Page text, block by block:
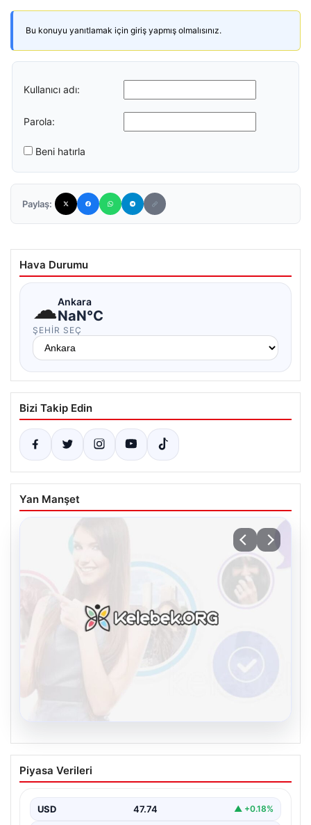
Bu konuyu yanıtlamak için giriş yapmış olmalısınız.
Kullanıcı adı:
Parola:
Beni hatırla
Paylaş:
Hava Durumu
☁Ankara
NaN°C
ŞEHIR SEÇ
Bizi Takip Edin
Yan Manşet
Kelebek sohbet platformu İle Dijital
İletişimin Seviyeli Adresi Ve Sohbet
Dijital ortamında insanların seviyeli bir şekilde iletişim
Piyasa Verileri
USD 47.74 ▲ +0.18%